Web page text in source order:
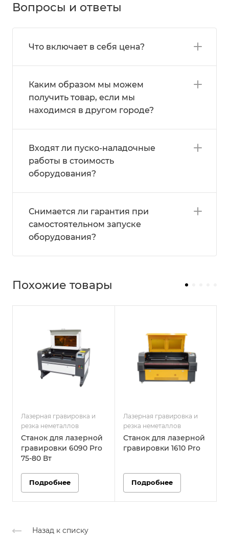
Вопросы и ответы
Что включает в себя цена?
Каким образом мы можем
получить товар, если мы
находимся в другом городе?
Входят ли пуско-наладочные
работы в стоимость
оборудования?
Снимается ли гарантия при
самостоятельном запуске
оборудования?
Похожие товары
Лазерная гравировка и
резка неметаллов
Станок для лазерной
гравировки 6090 Pro
75-80 Вт
Подробнее
Лазерная гравировка и
резка неметаллов
Станок для лазерной
гравировки 1610 Pro
Подробнее
Назад к списку